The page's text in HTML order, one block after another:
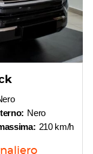
Nero
210 km/h